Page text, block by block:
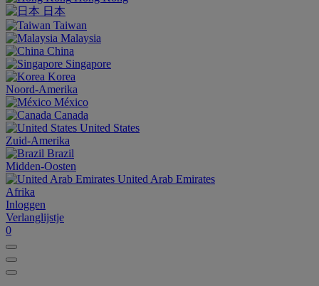
日本
Taiwan
Malaysia
China
Singapore
Korea
Noord-Amerika
México
Canada
United States
Zuid-Amerika
Brazil
Midden-Oosten
United Arab Emirates
Afrika
Inloggen
Verlanglijstje
0